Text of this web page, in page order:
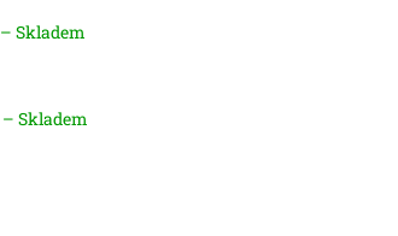
–Skladem
–Skladem